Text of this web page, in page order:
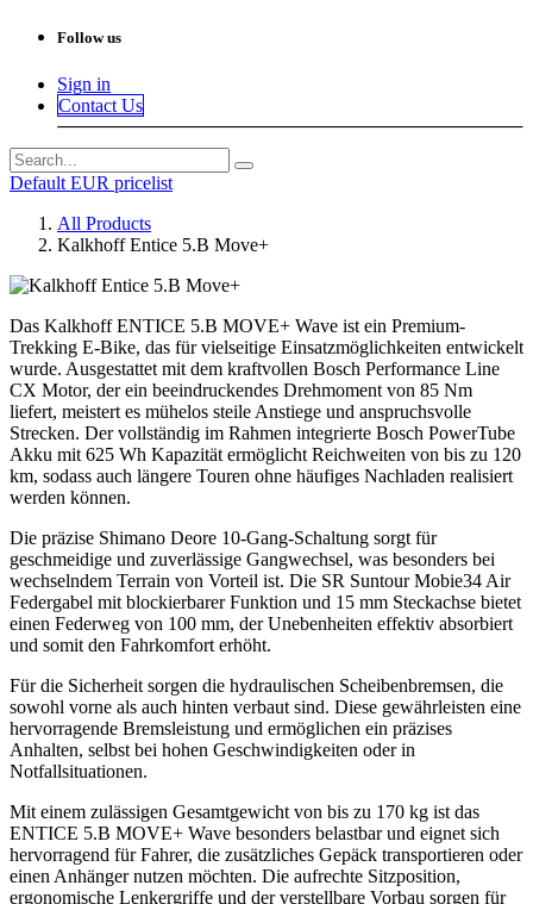
Follow us
Sign in
Contact Us
Default EUR pricelist
All Products
Kalkhoff Entice 5.B Move+
Das Kalkhoff ENTICE 5.B MOVE+ Wave ist ein Premium-
Trekking E-Bike, das für vielseitige Einsatzmöglichkeiten entwickelt
wurde. Ausgestattet mit dem kraftvollen Bosch Performance Line
CX Motor, der ein beeindruckendes Drehmoment von 85 Nm
liefert, meistert es mühelos steile Anstiege und anspruchsvolle
Strecken. Der vollständig im Rahmen integrierte Bosch PowerTube
Akku mit 625 Wh Kapazität ermöglicht Reichweiten von bis zu 120
km, sodass auch längere Touren ohne häufiges Nachladen realisiert
werden können.
Die präzise Shimano Deore 10-Gang-Schaltung sorgt für
geschmeidige und zuverlässige Gangwechsel, was besonders bei
wechselndem Terrain von Vorteil ist. Die SR Suntour Mobie34 Air
Federgabel mit blockierbarer Funktion und 15 mm Steckachse bietet
einen Federweg von 100 mm, der Unebenheiten effektiv absorbiert
und somit den Fahrkomfort erhöht.
Für die Sicherheit sorgen die hydraulischen Scheibenbremsen, die
sowohl vorne als auch hinten verbaut sind. Diese gewährleisten eine
hervorragende Bremsleistung und ermöglichen ein präzises
Anhalten, selbst bei hohen Geschwindigkeiten oder in
Notfallsituationen.
Mit einem zulässigen Gesamtgewicht von bis zu 170 kg ist das
ENTICE 5.B MOVE+ Wave besonders belastbar und eignet sich
hervorragend für Fahrer, die zusätzliches Gepäck transportieren oder
einen Anhänger nutzen möchten. Die aufrechte Sitzposition,
ergonomische Lenkergriffe und der verstellbare Vorbau sorgen für